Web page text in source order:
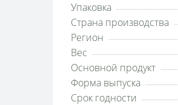
Упаковка
Страна производства
Регион
Вес
Основной продукт
Форма выпуска
Срок годности